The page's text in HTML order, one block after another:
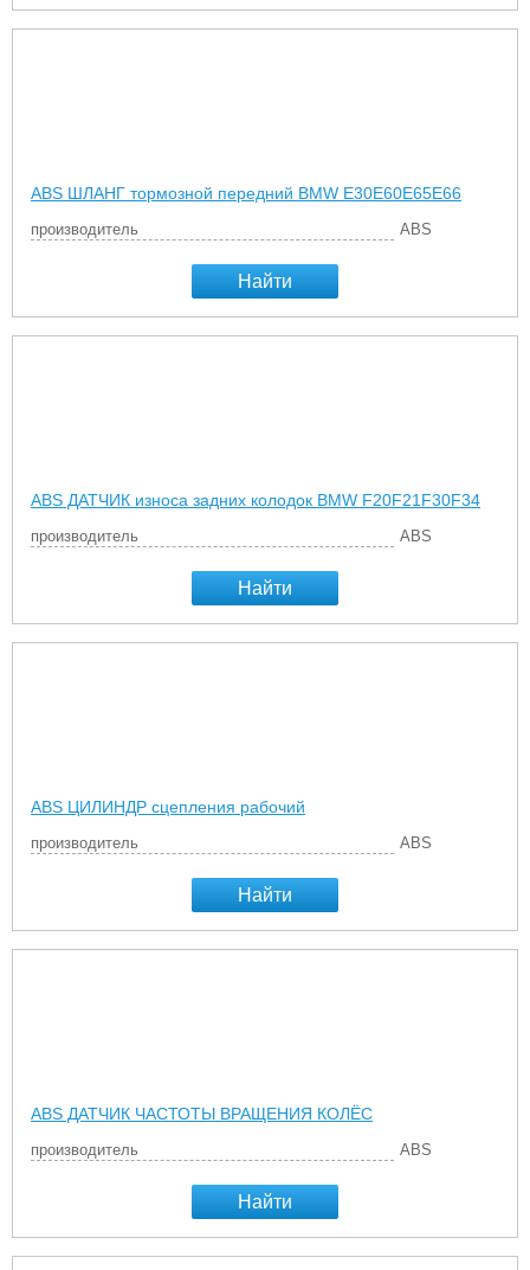
ABS ШЛАНГ тормозной передний BMW E30E60E65E66
производитель ABS
Найти
ABS ДАТЧИК износа задних колодок BMW F20F21F30F34
производитель ABS
Найти
ABS ЦИЛИНДР сцепления рабочий
производитель ABS
Найти
ABS ДАТЧИК ЧАСТОТЫ ВРАЩЕНИЯ КОЛЁС
производитель ABS
Найти